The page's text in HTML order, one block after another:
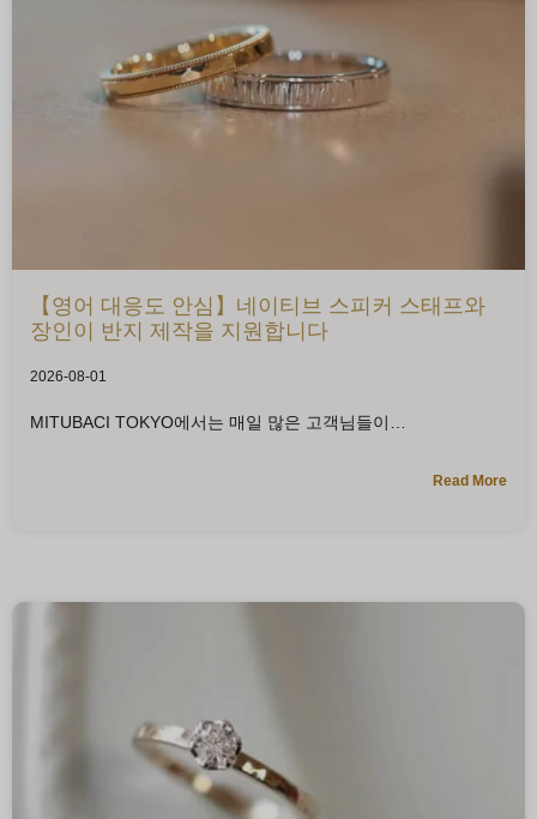
【영어 대응도 안심】네이티브 스피커 스태프와
장인이 반지 제작을 지원합니다
2026-08-01
MITUBACI TOKYO에서는 매일 많은 고객님들이
Read More